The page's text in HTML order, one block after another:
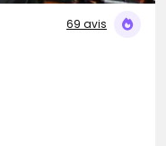
69 avis